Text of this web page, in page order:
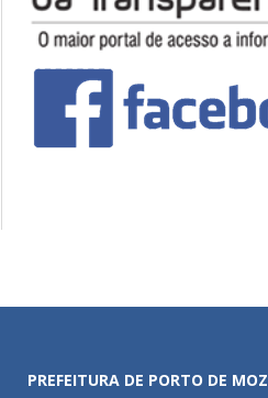
PREFEITURA DE PORTO DE MOZ